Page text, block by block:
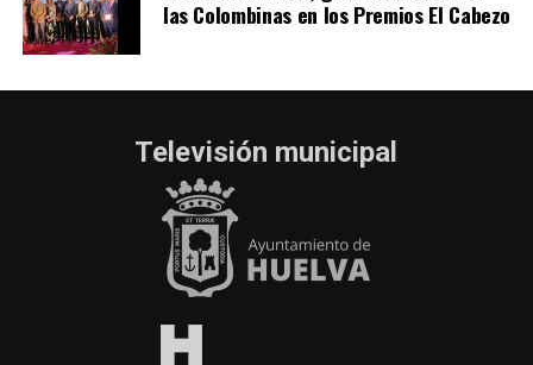
las Colombinas en los Premios El Cabezo
Televisión municipal